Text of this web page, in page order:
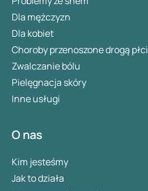
Dla mężczyzn
Dla kobiet
Choroby przenoszone drogą płci
Zwalczanie bólu
Pielęgnacja skóry
Inne usługi
O nas
Kim jesteśmy
Jak to działa